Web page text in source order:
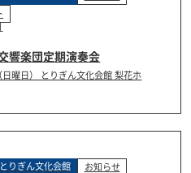
響楽団定期演奏会
日曜日） とりぎん文化会館 梨花ホ
とりぎん文化会館
お知らせ